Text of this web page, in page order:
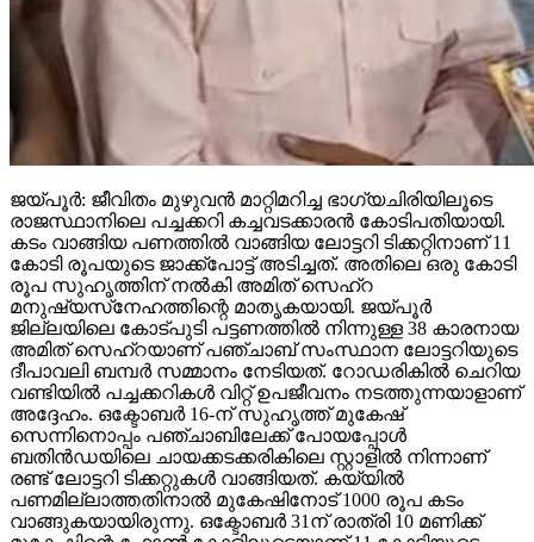
ജയ്പൂര്‍: ജീവിതം മുഴുവന്‍ മാറ്റിമറിച്ച ഭാഗ്യചിരിയിലൂടെ
രാജസ്ഥാനിലെ പച്ചക്കറി കച്ചവടക്കാരന്‍ കോടിപതിയായി.
കടം വാങ്ങിയ പണത്തില്‍ വാങ്ങിയ ലോട്ടറി ടിക്കറ്റിനാണ് 11
കോടി രൂപയുടെ ജാക്ക്‌പോട്ട് അടിച്ചത്. അതിലെ ഒരു കോടി
രൂപ സുഹൃത്തിന് നല്‍കി അമിത് സെഹ്‌റ
മനുഷ്യസ്‌നേഹത്തിന്റെ മാതൃകയായി. ജയ്പൂര്‍
ജില്ലയിലെ കോട്പുടി പട്ടണത്തില്‍ നിന്നുള്ള 38 കാരനായ
അമിത് സെഹ്‌റയാണ് പഞ്ചാബ് സംസ്ഥാന ലോട്ടറിയുടെ
ദീപാവലി ബമ്പര്‍ സമ്മാനം നേടിയത്. റോഡരികില്‍ ചെറിയ
വണ്ടിയില്‍ പച്ചക്കറികള്‍ വിറ്റ് ഉപജീവനം നടത്തുന്നയാളാണ്
അദ്ദേഹം. ഒക്ടോബര്‍ 16-ന് സുഹൃത്ത് മുകേഷ്
സെന്നിനൊപ്പം പഞ്ചാബിലേക്ക് പോയപ്പോള്‍
ബതിന്‍ഡയിലെ ചായക്കടക്കരികിലെ സ്റ്റാളില്‍ നിന്നാണ്
രണ്ട് ലോട്ടറി ടിക്കറ്റുകള്‍ വാങ്ങിയത്. കയ്യില്‍
പണമില്ലാത്തതിനാല്‍ മുകേഷിനോട് 1000 രൂപ കടം
വാങ്ങുകയായിരുന്നു. ഒക്ടോബര്‍ 31ന് രാത്രി 10 മണിക്ക്